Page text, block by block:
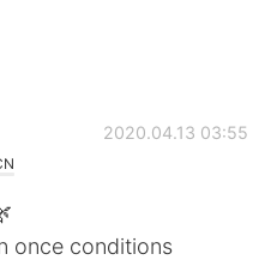
2020.04.13 03:55
once conditions